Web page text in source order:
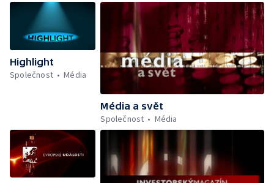
Highlight
Společnost
Média
Média a svět
Společnost
Média